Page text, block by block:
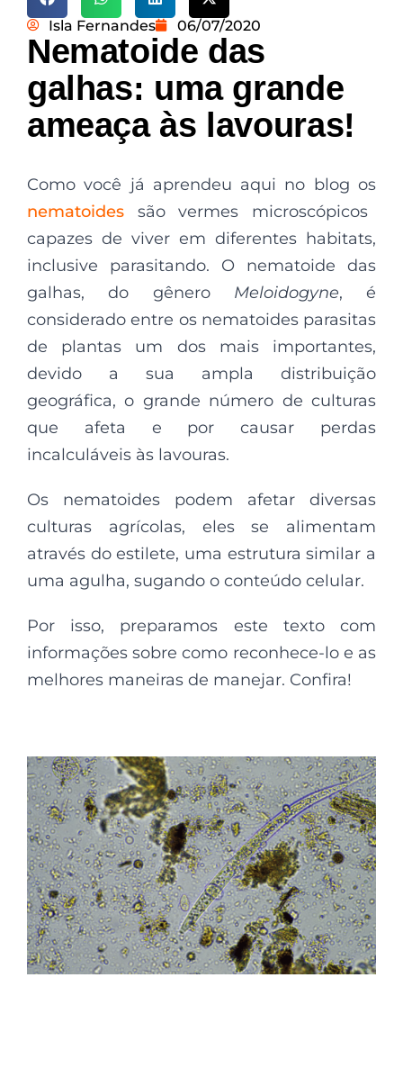
Isla Fernandes 06/07/2020
Nematoide das
galhas: uma grande
ameaça às lavouras!
Como você já aprendeu aqui no blog os
nematoides são vermes microscópicos
capazes de viver em diferentes habitats,
inclusive parasitando. O nematoide das
galhas, do gênero Meloidogyne, é
considerado entre os nematoides parasitas
de plantas um dos mais importantes,
devido a sua ampla distribuição
geográfica, o grande número de culturas
que afeta e por causar perdas
incalculáveis às lavouras.
Os nematoides podem afetar diversas
culturas agrícolas, eles se alimentam
através do estilete, uma estrutura similar a
uma agulha, sugando o conteúdo celular.
Por isso, preparamos este texto com
informações sobre como reconhece-lo e as
melhores maneiras de manejar. Confira!